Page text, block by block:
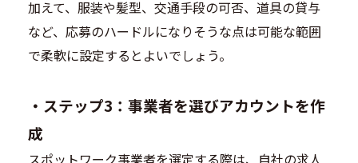
加えて、服装や髪型、交通手段の可否、道具の貸与
など、応募のハードルになりそうな点は可能な範囲
で柔軟に設定するとよいでしょう。
・ ステップ3：事業者を選びアカウントを作
成